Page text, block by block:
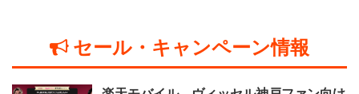
セール・キャンペーン情報